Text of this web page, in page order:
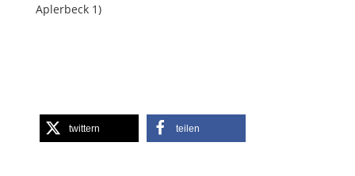
Aplerbeck 1)
twittern teilen